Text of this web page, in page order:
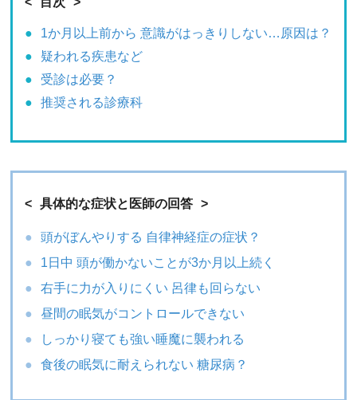
1か月以上前から 意識がはっきりしない…原因は？
疑われる疾患など
受診は必要？
推奨される診療科
具体的な症状と医師の回答
頭がぼんやりする 自律神経症の症状？
1日中 頭が働かないことが3か月以上続く
右手に力が入りにくい 呂律も回らない
昼間の眠気がコントロールできない
しっかり寝ても強い睡魔に襲われる
食後の眠気に耐えられない 糖尿病？